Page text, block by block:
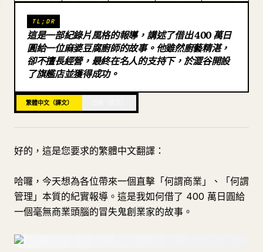
下載
部落格
TL;DR
這是一部紀錄片風格的報導，講述了借出 400 萬日
圓給一位麻婆豆腐廚師的故事。他雖然廚藝精湛，
卻不擅長經營，最終在名人的支持下，於澀谷開設
了旗艦店並獲得成功。
繁體中文（譯文）
好的，這是您要求的繁體中文翻譯：
哈囉，今天想為各位帶來一個直擊「何謂商業」、「何謂
管理」本質的紀實報導。這是我如何借了 400 萬日圓給
一個毫無商業頭腦的冒失鬼創業家的故事。